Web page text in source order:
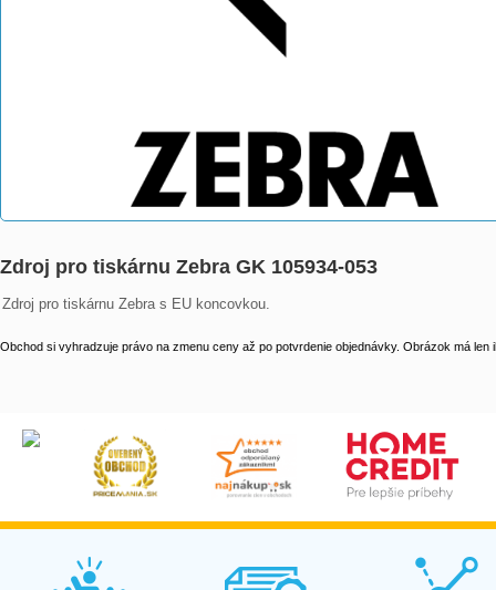
Zdroj pro tiskárnu Zebra GK 105934-053
Zdroj pro tiskárnu Zebra s EU koncovkou.
Obchod si vyhradzuje právo na zmenu ceny až po potvrdenie objednávky. Obrázok má len